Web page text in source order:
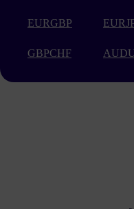
EURGBP
GBPCHF